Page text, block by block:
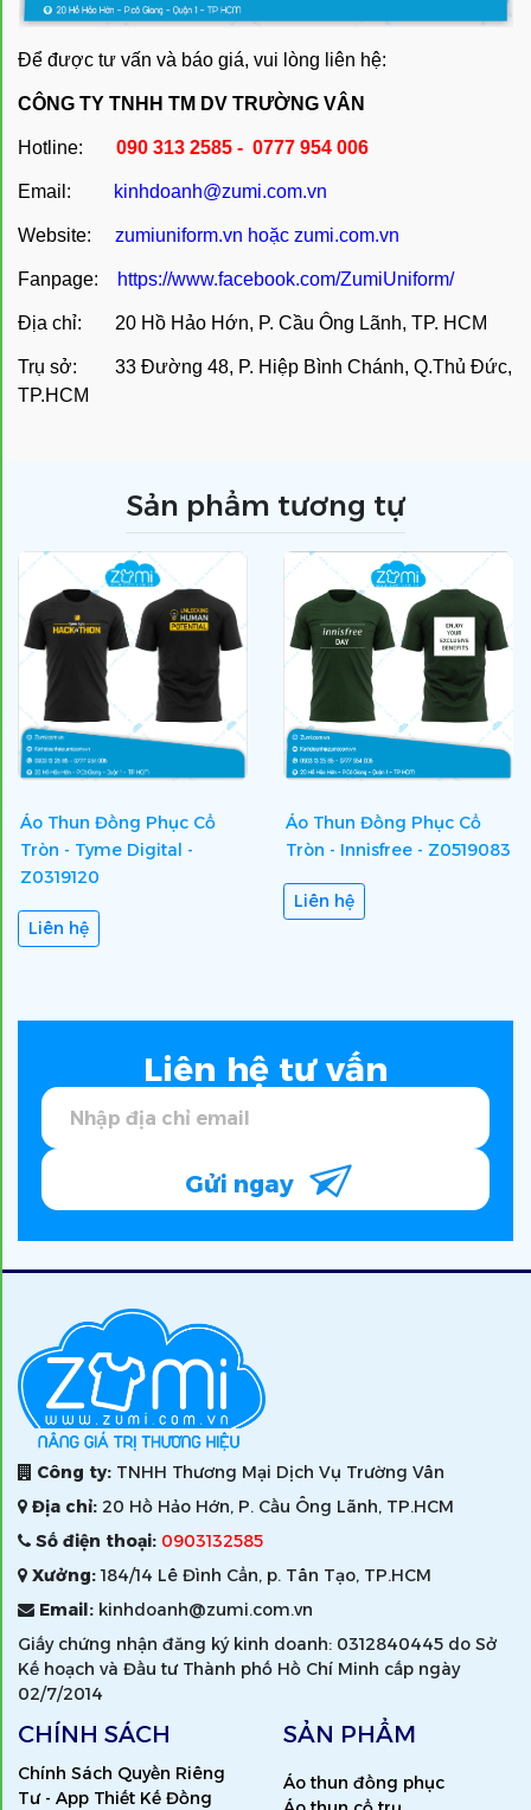
Để được tư vấn và báo giá, vui lòng liên hệ:
CÔNG TY TNHH TM DV TRƯỜNG VÂN
Hotline: 090 313 2585 - 0777 954 006
Email: kinhdoanh@zumi.com.vn
Website: zumiuniform.vn hoặc zumi.com.vn
Fanpage: https://www.facebook.com/ZumiUniform/
Địa chỉ: 20 Hồ Hảo Hớn, P. Cầu Ông Lãnh, TP. HCM
Trụ sở: 33 Đường 48, P. Hiệp Bình Chánh, Q.Thủ Đức,
TP.HCM
Sản phẩm tương tự
Áo Thun Đồng Phục Cổ
Tròn - Tyme Digital -
Z0319120
Liên hệ
Áo Thun Đồng Phục Cổ
Tròn - Innisfree - Z0519083
Liên hệ
Liên hệ tư vấn
Gửi ngay
Công ty: TNHH Thương Mại Dịch Vụ Trường Vân
Địa chỉ: 20 Hồ Hảo Hớn, P. Cầu Ông Lãnh, TP.HCM
Số điện thoại: 0903132585
Xưởng:184/14 Lê Đình Cẩn, p. Tân Tạo, TP.HCM
Email: kinhdoanh@zumi.com.vn
Giấy chứng nhận đăng ký kinh doanh: 0312840445 do Sở
Kế hoạch và Đầu tư Thành phố Hồ Chí Minh cấp ngày
02/7/2014
CHÍNH SÁCH
Chính Sách Quyền Riêng
Tư - App Thiết Kế Đồng
SẢN PHẨM
Áo thun đồng phục